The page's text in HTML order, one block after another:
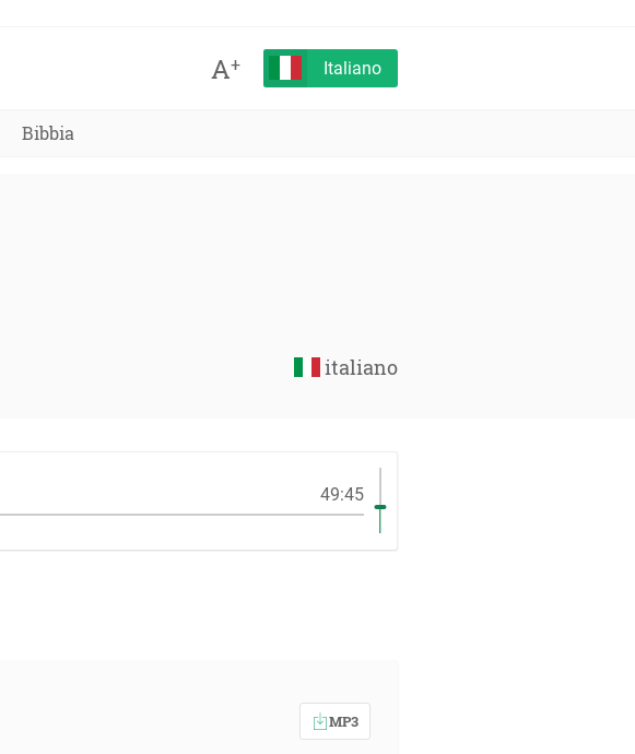
A+ Italiano
Bibbia
italiano
49:45
MP3